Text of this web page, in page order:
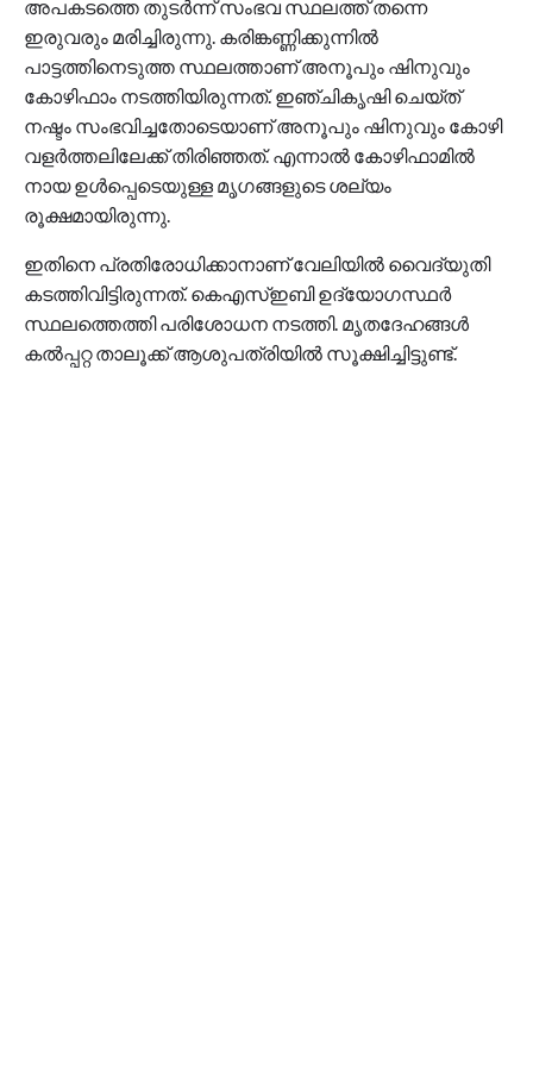
അപകടത്തെ തുടര്‍ന്ന് സംഭവ സ്ഥലത്ത് തന്നെ
ഇരുവരും മരിച്ചിരുന്നു. കരിങ്കണ്ണിക്കുന്നില്‍
പാട്ടത്തിനെടുത്ത സ്ഥലത്താണ് അനൂപും ഷിനുവും
കോഴിഫാം നടത്തിയിരുന്നത്. ഇഞ്ചികൃഷി ചെയ്ത്
നഷ്ടം സംഭവിച്ചതോടെയാണ് അനൂപും ഷിനുവും കോഴി
വളര്‍ത്തലിലേക്ക് തിരിഞ്ഞത്. എന്നാല്‍ കോഴിഫാമില്‍
നായ ഉള്‍പ്പെടെയുള്ള മൃഗങ്ങളുടെ ശല്യം
രൂക്ഷമായിരുന്നു.
ഇതിനെ പ്രതിരോധിക്കാനാണ് വേലിയില്‍ വൈദ്യുതി
കടത്തിവിട്ടിരുന്നത്. കെഎസ്ഇബി ഉദ്യോഗസ്ഥര്‍
സ്ഥലത്തെത്തി പരിശോധന നടത്തി. മൃതദേഹങ്ങള്‍
കല്‍പ്പറ്റ താലൂക്ക് ആശുപത്രിയില്‍ സൂക്ഷിച്ചിട്ടുണ്ട്.